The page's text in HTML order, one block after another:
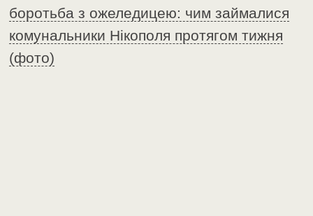
боротьба з ожеледицею: чим займалися
комунальники Нікополя протягом тижня
(фото)